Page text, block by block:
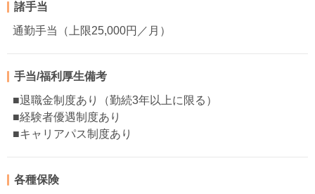
諸手当
通勤手当（上限25,000円／月）
手当/福利厚生備考
■退職金制度あり（勤続3年以上に限る）
■経験者優遇制度あり
■キャリアパス制度あり
各種保険